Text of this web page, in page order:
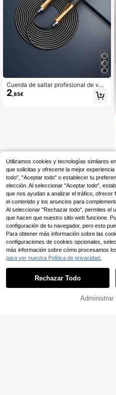
Cuerda de saltar profesional de vel
ocidad ajustable, con sistema de co
jinete suave y mangos texturizados
2 ,85€
Utilizamos cookies y tecnologías similares
que solicitas y ofrecerte la mejor
todo", "Aceptar todo" o establecer tu
elección. Al seleccionar "Aceptar todo",
que nos ayudan a analizar el tráfico,
el contenido y los anuncios para
Al seleccionar "Rechazar todo", permites el
que hacen que nuestro sitio web funcione.
configuración de tu navegador, pero esto
Para obtener más información sobre las
configuraciones de cookies opcionales,
más información sobre cómo procesamos
para ver nuestra Política de privacidad.
Rechazar Todo
Administrar